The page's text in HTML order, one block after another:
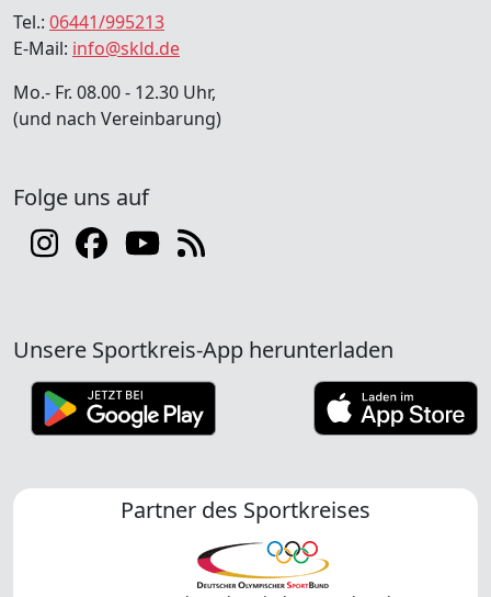
Tel.: 06441/995213
E-Mail: info@skld.de
Mo.- Fr. 08.00 - 12.30 Uhr,
(und nach Vereinbarung)
Folge uns auf
Unsere Sportkreis-App herunterladen
Partner des Sportkreises